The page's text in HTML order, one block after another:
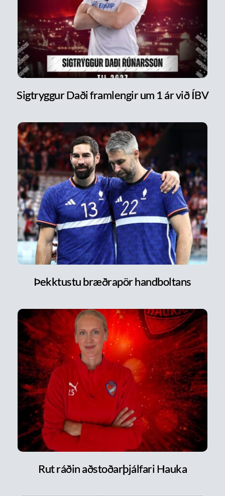
Sigtryggur Daði framlengir um 1 ár við ÍBV
Þekktustu bræðrapör handboltans
Rut ráðin aðstoðarþjálfari Hauka